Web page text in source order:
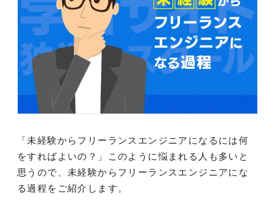
「未経験からフリーランスエンジニアになるには何
をすればよいの？」このように悩まれる人も多いと
思うので、未経験からフリーランスエンジニアにな
る過程をご紹介します。